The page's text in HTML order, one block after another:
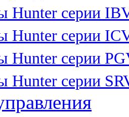
Hunter серии
Hunter серии
Hunter серии
Hunter серии